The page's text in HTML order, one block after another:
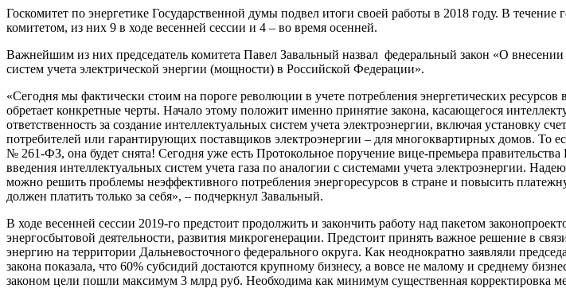
Госкомитет по энергетике Государственной думы подвел итоги своей работы в 2018 году. В
комитетом, из них 9 в ходе весенней сессии и 4 – во время осенней.
Важнейшим из них председатель комитета Павел Завальный назвал федеральный закон «О
систем учета электрической энергии (мощности) в Российской Федерации».
«Сегодня мы фактически стоим на пороге революции в учете потребления энергетических
обретает конкретные черты. Начало этому положит именно принятие закона, касающегося
ответственность за создание интеллектуальных систем учета электроэнергии, включая
потребителей или гарантирующих поставщиков электроэнергии – для многоквартирных домов. То
№ 261-ФЗ, она будет снята! Сегодня уже есть Протокольное поручение вице-премьера
введения интеллектуальных систем учета газа по аналогии с системами учета электроэнергии.
можно решить проблемы неэффективного потребления энергоресурсов в стране и повысить
должен платить только за себя», – подчеркнул Завальный.
В ходе весенней сессии 2019-го предстоит продолжить и закончить работу над пакетом
энергосбытовой деятельности, развития микрогенерации. Предстоит принять важное решение в
энергию на территории Дальневосточного федерального округа. Как неоднократно заявляли
закона показала, что 60% субсидий достаются крупному бизнесу, а вовсе не малому и среднему
законом цели пошли максимум 3 млрд руб. Необходима как минимум существенная корректировка